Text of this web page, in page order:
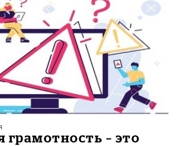
грамотность – это